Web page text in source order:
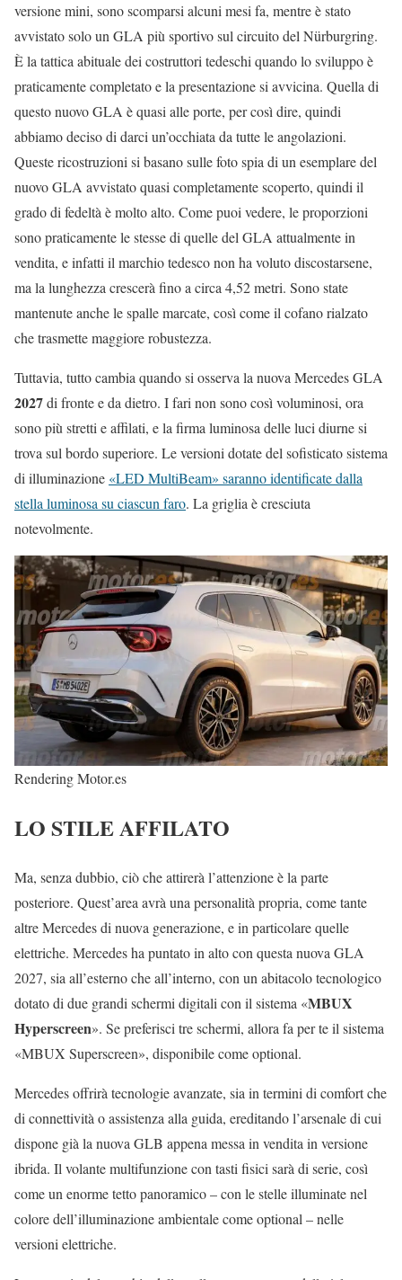
versione mini, sono scomparsi alcuni mesi fa, mentre è stato
avvistato solo un GLA più sportivo sul circuito del Nürburgring.
È la tattica abituale dei costruttori tedeschi quando lo sviluppo è
praticamente completato e la presentazione si avvicina. Quella di
questo nuovo GLA è quasi alle porte, per così dire, quindi
abbiamo deciso di darci un’occhiata da tutte le angolazioni.
Queste ricostruzioni si basano sulle foto spia di un esemplare del
nuovo GLA avvistato quasi completamente scoperto, quindi il
grado di fedeltà è molto alto. Come puoi vedere, le proporzioni
sono praticamente le stesse di quelle del GLA attualmente in
vendita, e infatti il marchio tedesco non ha voluto discostarsene,
ma la lunghezza crescerà fino a circa 4,52 metri. Sono state
mantenute anche le spalle marcate, così come il cofano rialzato
che trasmette maggiore robustezza.
Tuttavia, tutto cambia quando si osserva la nuova Mercedes GLA
2027di fronte e da dietro. I fari non sono così voluminosi, ora
sono più stretti e affilati, e la firma luminosa delle luci diurne si
trova sul bordo superiore. Le versioni dotate del sofisticato sistema
di illuminazione «LED MultiBeam» saranno identificate dalla
stella luminosa su ciascun faro. La griglia è cresciuta
notevolmente.
Rendering Motor.es
LO STILE AFFILATO
Ma, senza dubbio, ciò che attirerà l’attenzione è la parte
posteriore. Quest’area avrà una personalità propria, come tante
altre Mercedes di nuova generazione, e in particolare quelle
elettriche. Mercedes ha puntato in alto con questa nuova GLA
2027, sia all’esterno che all’interno, con un abitacolo tecnologico
dotato di due grandi schermi digitali con il sistema «MBUX
Hyperscreen». Se preferisci tre schermi, allora fa per te il sistema
«MBUX Superscreen», disponibile come optional.
Mercedes offrirà tecnologie avanzate, sia in termini di comfort che
di connettività o assistenza alla guida, ereditando l’arsenale di cui
dispone già la nuova GLB appena messa in vendita in versione
ibrida. Il volante multifunzione con tasti fisici sarà di serie, così
come un enorme tetto panoramico – con le stelle illuminate nel
colore dell’illuminazione ambientale come optional – nelle
versioni elettriche.